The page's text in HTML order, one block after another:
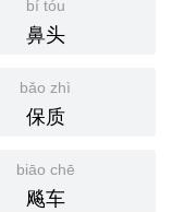
bí tóu
鼻头
bǎo zhì
保质
biāo chē
飚车